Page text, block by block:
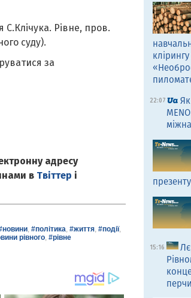
Рівне, пров.
суду).
за
адресу
в Твіттер і
, #політика, #життя, #події,
рівного, #рівне
22:07
15:16